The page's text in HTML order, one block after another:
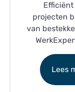
projecten
van
Lees